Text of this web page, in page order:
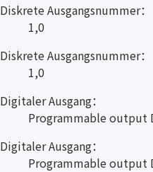
Diskrete Ausgangsnummer：
1,0
Diskrete Ausgangsnummer：
1,0
Digitaler Ausgang：
Programmable output
Digitaler Ausgang：
Programmable output